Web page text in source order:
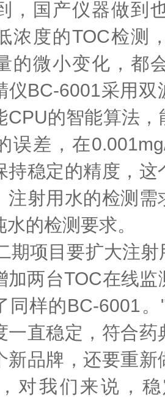
，国产仪器做到
浓度的TOC检测
的微小变化，都
仪BC-6001采用
CPU的智能算法
误差，在
持稳定的精度，
注射用水的检测
的检测要求。
期项目要扩大注
加两台TOC在线
同样的BC-6001
一直稳定，符合
新品牌，还要重
对我们来说，